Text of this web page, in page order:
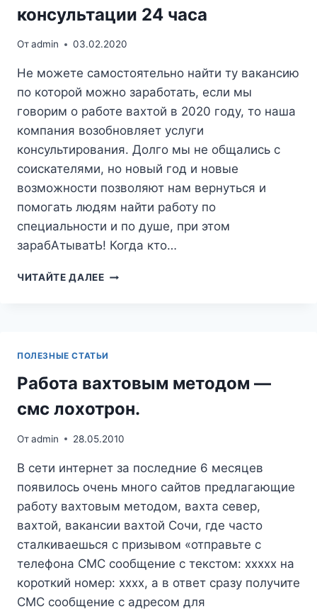
консультации 24 часа
Отadmin 03.02.2020
Не можете самостоятельно найти ту вакансию
по которой можно заработать, если мы
говорим о работе вахтой в 2020 году, то наша
компания возобновляет услуги
консультирования. Долго мы не общались с
соискателями, но новый год и новые
возможности позволяют нам вернуться и
помогать людям найти работу по
специальности и по душе, при этом
зарабАтыватЬ! Когда кто…
ЧИТАЙТЕ ДАЛЕЕРАБОТА
ПОЛЕЗНЫЕ СТАТЬИ
Работа вахтовым методом —
смс лохотрон.
Отadmin 28.05.2010
В сети интернет за последние 6 месяцев
появилось очень много сайтов предлагающие
работу вахтовым методом, вахта север,
вахтой, вакансии вахтой Сочи, где часто
сталкиваешься с призывом «отправьте с
телефона СМС сообщение с текстом: ххххх на
короткий номер: хххх, а в ответ сразу получите
СМС сообщение с адресом для